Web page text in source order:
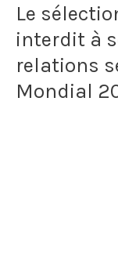
1966,
la
Coupe
Le
interdit à
relations
Mondial